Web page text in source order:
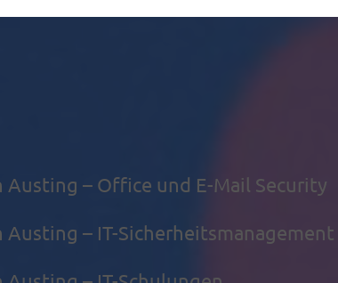
Austing – Office und E-Mail Security
Austing – IT-Sicherheitsmanagement